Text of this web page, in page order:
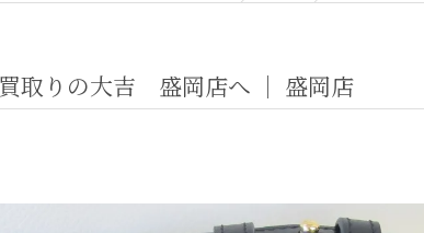
取りの大吉 盛岡店へ ｜ 盛岡店